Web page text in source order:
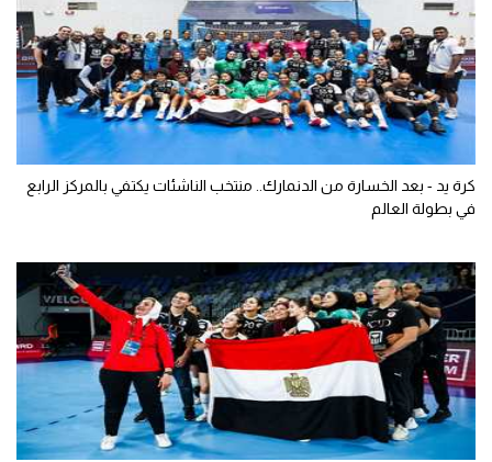
كرة يد - بعد الخسارة من الدنمارك.. منتخب الناشئات يكتفي بالمركز الرابع
في بطولة العالم